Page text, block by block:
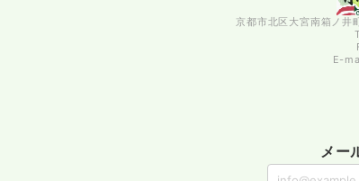
京都市北区大宮南箱ノ
E-
メー